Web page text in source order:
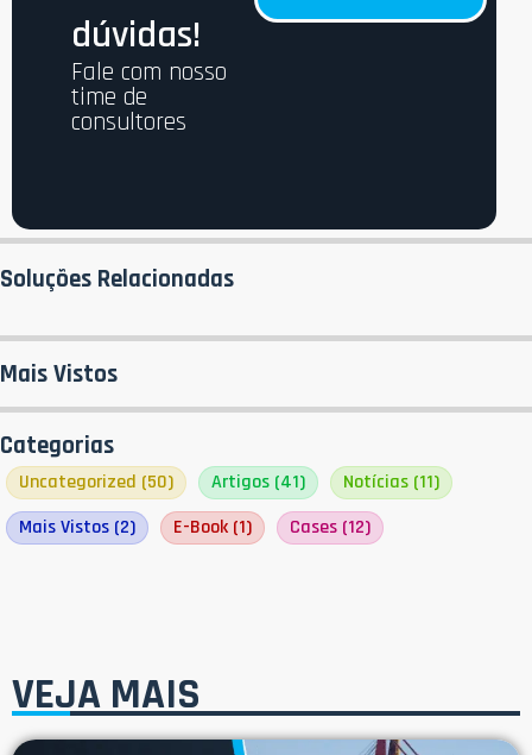
dúvidas!
Fale com nosso
time de
consultores
Soluções Relacionadas
Mais Vistos
Categorias
Uncategorized (50) Artigos (41) Notícias (11)
Mais Vistos (2) E-Book (1) Cases (12)
VEJA MAIS